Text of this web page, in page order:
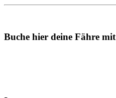
Buche hier deine Fähre mit